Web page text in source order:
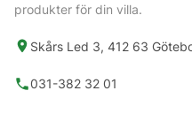
produkter för din villa.
Skårs Led 3, 412 63
031-382 32 01